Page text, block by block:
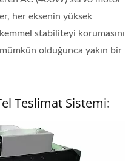
her eksenin yüksek
stabiliteyi korumasını
olduğunca yakın bir
Teslimat Sistemi: